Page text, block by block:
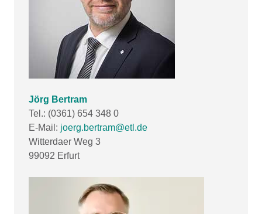
Jörg Bertram
Tel.: (0361) 654 348 0
E-Mail: joerg.bertram@etl.de
Witterdaer Weg 3
99092 Erfurt